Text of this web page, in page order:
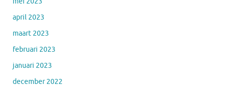
april 2023
maart 2023
februari 2023
januari 2023
december 2022